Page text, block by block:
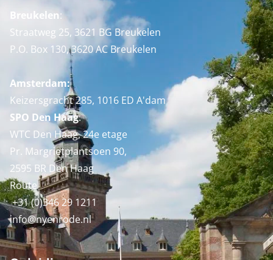
Breukelen:
Straatweg 25, 3621 BG Breukelen
P.O. Box 130, 3620 AC Breukelen
Amsterdam:
Keizersgracht 285, 1016 ED A'dam
SPO Den Haag:
WTC Den Haag, 24e etage
Pr. Margrietplantsoen 90,
2595 BR Den Haag
Route
+31 (0)346 29 1211
info@nyenrode.nl